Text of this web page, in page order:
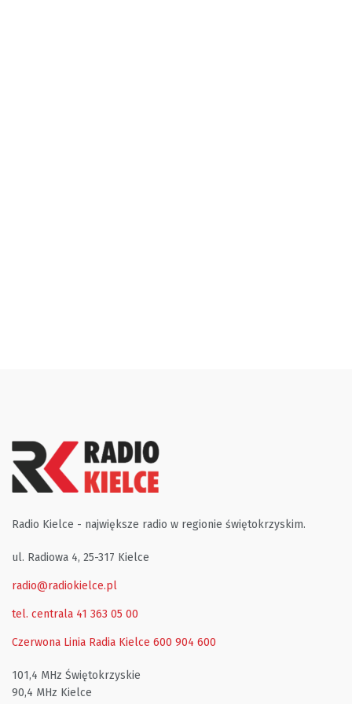
Radio Kielce - największe radio w regionie świętokrzyskim.
ul. Radiowa 4, 25-317 Kielce
radio@radiokielce.pl
tel. centrala 41 363 05 00
Czerwona Linia Radia Kielce 600 904 600
101,4 MHz Świętokrzyskie
90,4 MHz Kielce